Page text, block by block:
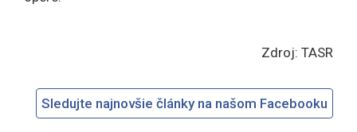
Zdroj: TASR
Sledujte najnovšie články na našom Facebooku